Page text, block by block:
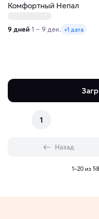
Комфортный Непал
9 дней 1 – 9 дек. +1 дата
1
Назад
1–20 из